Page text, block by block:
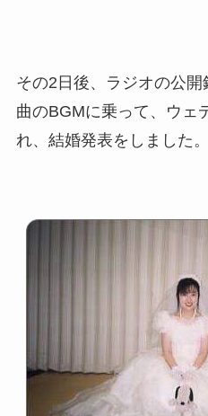
今も
高木豊
の馴れ
その2日後、ラジオの公
曲のBGMに乗って、ウェ
れ、結婚発表をしました。